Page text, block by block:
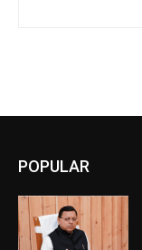
POPULAR